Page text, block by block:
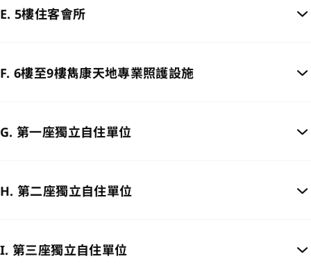
E. 5樓住客會所
F. 6樓至9樓雋康天地專業照護設施
G. 第一座獨立自住單位
H. 第二座獨立自住單位
I. 第三座獨立自住單位